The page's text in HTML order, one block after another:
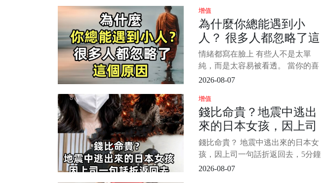
醒，有時候問題並非出在自己身
上，而是因為收下了不該收的「禮
物」，無意間將自己的好運與對方
的厄運交換了。 以下是命理專家特
別叮嚀的 5 種容易隱含「借
增值
為什麼你總能遇到小
人？ 很多人都忽略了這
個原因
情緒都寫在臉上 有些人不是太單
純，而是太容易被看透。 當你的喜
怒哀樂都藏不住，別人就更容易知
真誠是優點，但不是所有人都值得
你毫無保留。 認識越淺的人，越要
保留幾分分寸感。
2026-08-07
增值
錢比命貴？地震中逃出
來的日本女孩，因上司
一句話折返回去，5分鐘
后她被炸得只剩
DNA……
錢比命貴？ 地震中逃出來的日本女
孩，因上司一句話折返回去，5分鐘
后她被炸得只剩DNA…… 1/10 為
2026-08-07